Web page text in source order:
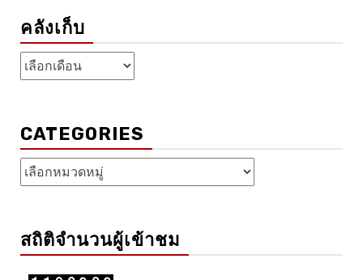
คลังเก็บ
คลัง
เก็บ
CATEGORIES
Categories
สถิติจำนวนผู้เข้าชม